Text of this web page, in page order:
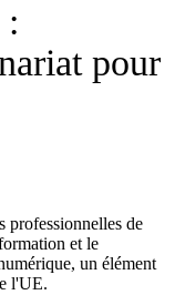
pour
professionnelles de
et le
un élément
l'UE.